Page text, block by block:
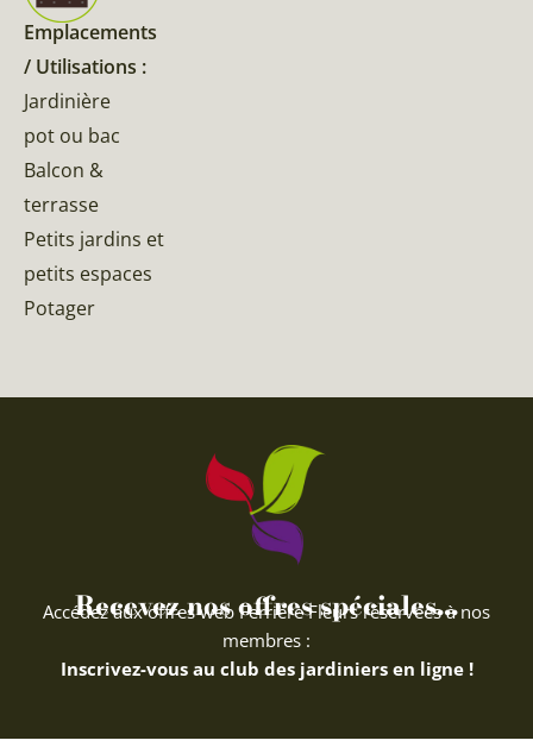
Emplacements
/ Utilisations :
Jardinière
pot ou bac
Balcon &
terrasse
Petits jardins et
petits espaces
Potager
Recevez nos offres spéciales...
Accédez aux offres web Ferriere Fleurs réservées à nos
membres :
Inscrivez-vous au club des jardiniers en ligne !